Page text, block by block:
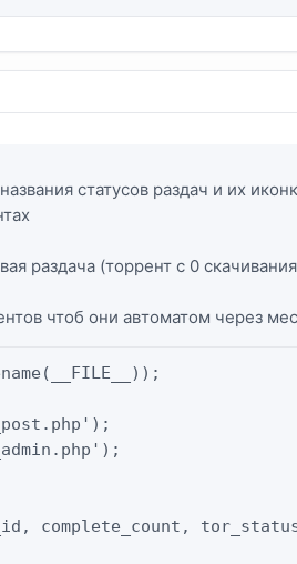
статусов раздач и их
раздача (торрент с 0
чтоб они автоматом через
complete_count,